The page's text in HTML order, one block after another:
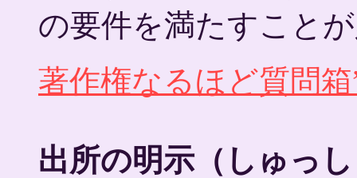
の要件を満たすこと
著作権なるほど質問箱
出所の明示（しゅっ